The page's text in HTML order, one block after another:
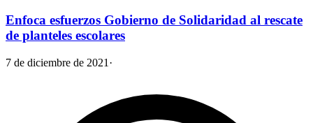
Enfoca esfuerzos Gobierno de Solidaridad al rescate
de planteles escolares
7 de diciembre de 2021 ·